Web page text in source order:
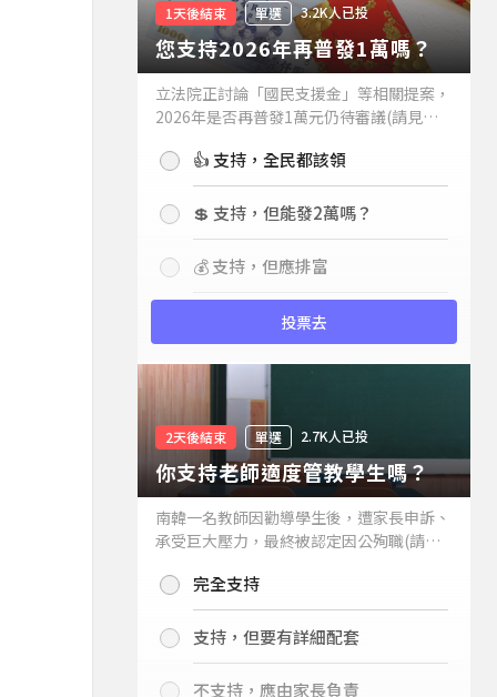
1天後結束 單選 3.2K人已投
您支持2026年再普發1萬嗎？
立法院正討論「國民支援金」等相關提案，
2026年是否再普發1萬元仍待審議(請見下
持嗎？👍 支持，全民都該領
💲 支持，但能發2萬嗎？
💰 支持，但應排富
投票去
2天後結束 單選 2.7K人已投
你支持老師適度管教學生嗎？
南韓一名教師因勸導學生後，遭家長申訴、
承受巨大壓力，最終被認定因公殉職(請見
你支持老師適度管教學生嗎？
完全支持
支持，但要有詳細配套
不支持，應由家長負責